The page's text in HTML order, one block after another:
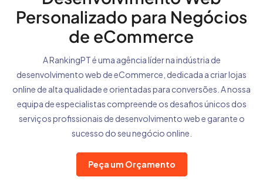
Personalizado para Negócios
de eCommerce
A RankingPT é uma agência líder na indústria de
desenvolvimento web de eCommerce, dedicada a criar lojas
online de alta qualidade e orientadas para conversões. A nossa
equipa de especialistas compreende os desafios únicos dos
serviços profissionais de desenvolvimento web e garante o
sucesso do seu negócio online.
Peça um Orçamento